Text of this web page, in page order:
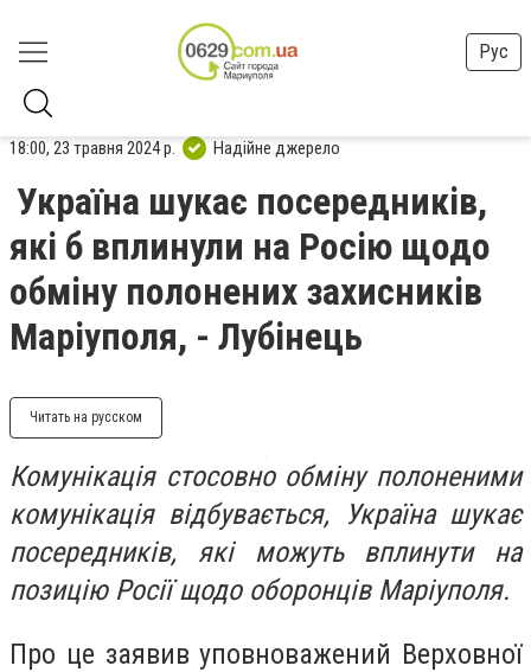
Рус
18:00, 23 травня 2024 р. Надійне джерело
Україна шукає посередників,
які б вплинули на Росію щодо
обміну полонених захисників
Маріуполя, - Лубінець
Читать на русском
Комунікація стосовно обміну полоненими
комунікація відбувається, Україна шукає
посередників, які можуть вплинути на
позицію Росії щодо оборонців Маріуполя.
Про це заявив уповноважений Верховної